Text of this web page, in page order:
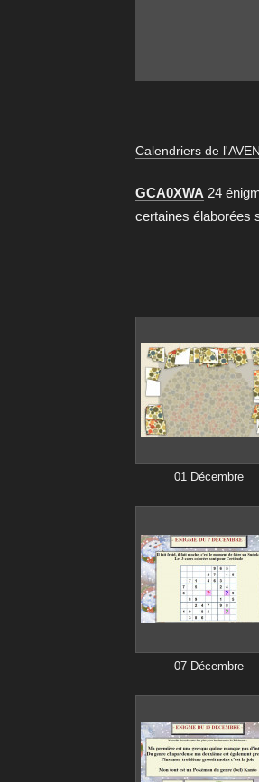
Calendriers de
GCA0XWA 24
certaines élaborées
01 Décembre
07 Décembre